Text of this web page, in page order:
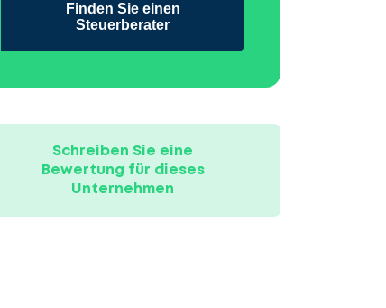
Finden Sie einen
Steuerberater
Schreiben Sie eine
Bewertung für dieses
Unternehmen